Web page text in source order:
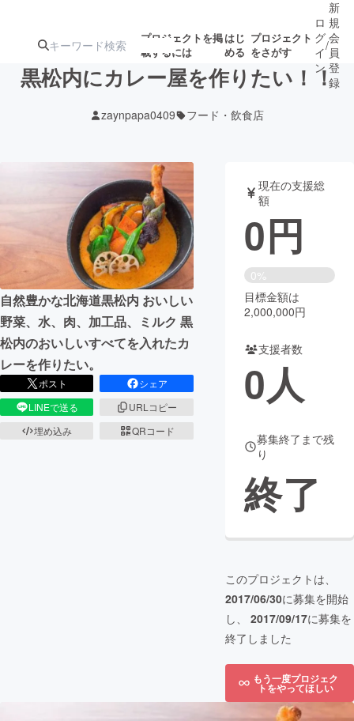
プロジェクトを掲
載するには
はじ
める
プロジェクト
をさがす
アート・写真
テクノロジー・ガジェット ゲーム・サ
映像・映画 書籍・雑誌
ビジネス・起業 チャレンジ
まちづくり・地域活性化
CAMPFIRE for Social Good
CAMPFIRE Creation
コミュニティ
ロ
グ
イ
ン
/
新
規
会
員
登
録
黒松内にカレー屋を作りたい！！
zaynpapa0409 フード・飲食店
自然豊かな北海道黒松内 おいしい
野菜、水、肉、加工品、ミルク 黒
松内のおいしいすべてを入れたカ
レーを作りたい。
ポスト
シェア
LINEで送る
URLコピー
埋め込み
QRコード
現在の支援総
額
0円
0%
目標金額は
2,000,000円
支援者数
0人
募集終了まで残
り
終了
このプロジェクトは、
2017/06/30に募集を開始
し、 2017/09/17に募集を
終了しました
もう一度プロジェク
トをやってほしい